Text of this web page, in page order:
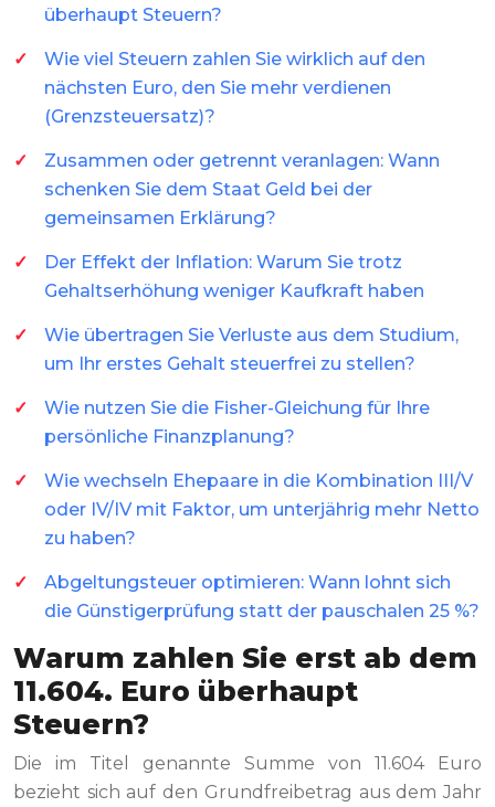
überhaupt Steuern?
Wie viel Steuern zahlen Sie wirklich auf den
nächsten Euro, den Sie mehr verdienen
(Grenzsteuersatz)?
Zusammen oder getrennt veranlagen: Wann
schenken Sie dem Staat Geld bei der
gemeinsamen Erklärung?
Der Effekt der Inflation: Warum Sie trotz
Gehaltserhöhung weniger Kaufkraft haben
Wie übertragen Sie Verluste aus dem Studium,
um Ihr erstes Gehalt steuerfrei zu stellen?
Wie nutzen Sie die Fisher-Gleichung für Ihre
persönliche Finanzplanung?
Wie wechseln Ehepaare in die Kombination III/V
oder IV/IV mit Faktor, um unterjährig mehr Netto
zu haben?
Abgeltungsteuer optimieren: Wann lohnt sich
die Günstigerprüfung statt der pauschalen 25 %?
Warum zahlen Sie erst ab dem
11.604. Euro überhaupt
Steuern?
Die im Titel genannte Summe von 11.604 Euro
bezieht sich auf den Grundfreibetrag aus dem Jahr